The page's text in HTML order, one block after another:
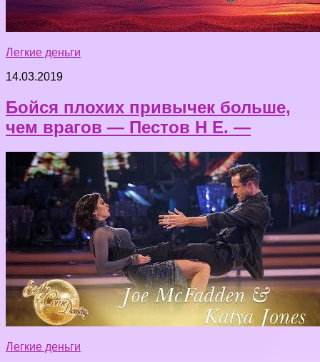
Легкие деньги
14.03.2019
Бойся плохих привычек больше,
чем врагов — Пестов Н Е. —
Легкие деньги